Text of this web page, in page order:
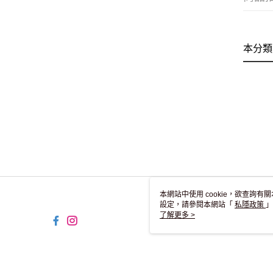
本分
本網站中使用 cookie，欲查詢有
設定，請參閱本網站「 私隱政策
用 cookie。
了解更多 >